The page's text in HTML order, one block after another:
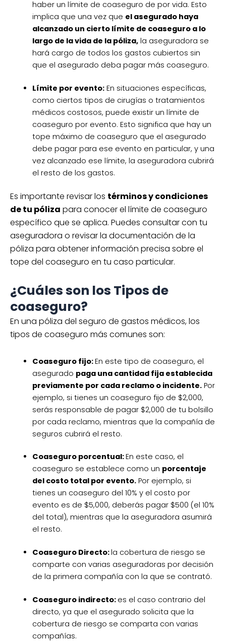
haber un límite de coaseguro de por vida. Esto
implica que una vez que el asegurado haya
alcanzado un cierto límite de coaseguro a lo
largo de la vida de la póliza,la aseguradora se
hará cargo de todos los gastos cubiertos sin
que el asegurado deba pagar más coaseguro.
Límite por evento:En situaciones específicas,
como ciertos tipos de cirugías o tratamientos
médicos costosos, puede existir un límite de
coaseguro por evento. Esto significa que hay un
tope máximo de coaseguro que el asegurado
debe pagar para ese evento en particular, y una
vez alcanzado ese límite, la aseguradora cubrirá
el resto de los gastos.
Es importante revisar los términos y condiciones
de tu póliza para conocer el límite de coaseguro
específico que se aplica. Puedes consultar con tu
aseguradora o revisar la documentación de la
póliza para obtener información precisa sobre el
tope del coaseguro en tu caso particular.
¿Cuáles son los Tipos de
coaseguro?
En una póliza del seguro de gastos médicos, los
tipos de coaseguro más comunes son:
Coaseguro fijo:En este tipo de coaseguro, el
asegurado paga una cantidad fija establecida
previamente por cada reclamo o incidente.Por
ejemplo, si tienes un coaseguro fijo de $2,000,
serás responsable de pagar $2,000 de tu bolsillo
por cada reclamo, mientras que la compañía de
seguros cubrirá el resto.
Coaseguro porcentual:En este caso, el
coaseguro se establece como un porcentaje
del costo total por evento.Por ejemplo, si
tienes un coaseguro del 10% y el costo por
evento es de $5,000, deberás pagar $500 (el 10%
del total), mientras que la aseguradora asumirá
el resto.
Coaseguro Directo:la cobertura de riesgo se
comparte con varias aseguradoras por decisión
de la primera compañía con la que se contrató.
Coaseguro indirecto: es el caso contrario del
directo, ya que el asegurado solicita que la
cobertura de riesgo se comparta con varias
compañías.